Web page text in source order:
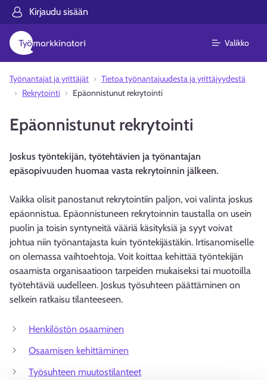
Kirjaudu sisään
Valikko
Työnantajat ja yrittäjät
Tietoa työnantajuudesta ja yrittäjyydestä
Rekrytointi
Epäonnistunut rekrytointi
Epäonnistunut rekrytointi
Joskus työntekijän, työtehtävien ja työnantajan
epäsopivuuden huomaa vasta rekrytoinnin jälkeen.
Vaikka olisit panostanut rekrytointiin paljon, voi valinta joskus
epäonnistua. Epäonnistuneen rekrytoinnin taustalla on usein
puolin ja toisin syntyneitä vääriä käsityksiä ja syyt voivat
johtua niin työnantajasta kuin työntekijästäkin. Irtisanomiselle
on olemassa vaihtoehtoja. Voit koittaa kehittää työntekijän
osaamista organisaatioon tarpeiden mukaiseksi tai muotoilla
työtehtäviä uudelleen. Joskus työsuhteen päättäminen on
selkein ratkaisu tilanteeseen.
Henkilöstön osaaminen
Osaamisen kehittäminen
Työsuhteen muutostilanteet